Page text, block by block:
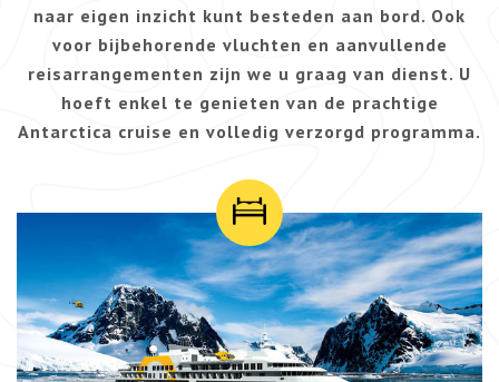
naar eigen inzicht kunt besteden aan bord. Ook
voor bijbehorende vluchten en aanvullende
reisarrangementen zijn we u graag van dienst. U
hoeft enkel te genieten van de prachtige
Antarctica cruise en volledig verzorgd programma.